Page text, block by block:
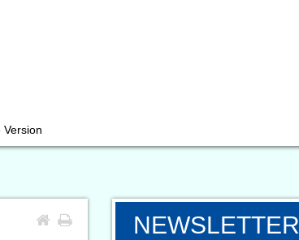
Version
NEWSLETTER